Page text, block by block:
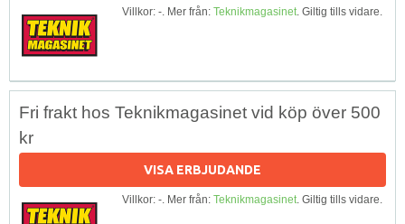
Villkor: -. Mer från: Teknikmagasinet. Giltig tills vidare.
Fri frakt hos Teknikmagasinet vid köp över 500
kr
VISA ERBJUDANDE
Villkor: -. Mer från: Teknikmagasinet. Giltig tills vidare.